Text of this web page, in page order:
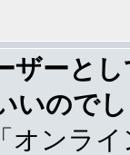
ザーと
いので
オンラ